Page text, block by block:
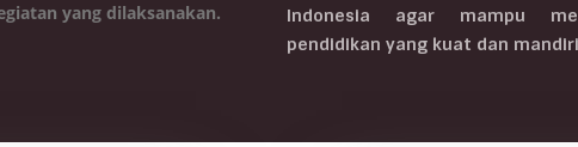
yang dilaksanakan.
Indonesia agar mampu
pendidikan yang kuat dan